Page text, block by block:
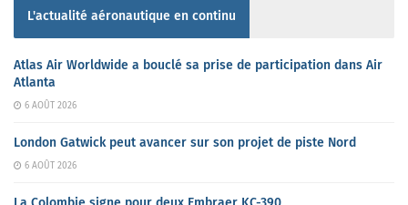
L'actualité aéronautique en continu
Atlas Air Worldwide a bouclé sa prise de participation dans Air
Atlanta
6 AOÛT 2026
London Gatwick peut avancer sur son projet de piste Nord
6 AOÛT 2026